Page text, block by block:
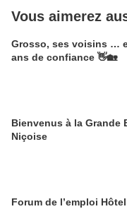
Vous aimerez
Grosso, ses voisins …
ans de confiance 👋🏡
Bienvenus à la Grande
Niçoise
Forum de l’emploi